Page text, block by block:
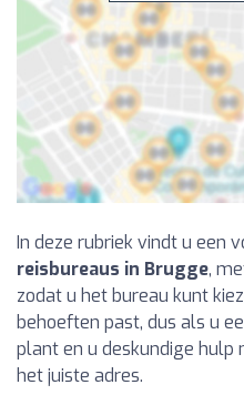
In deze rubriek vindt u een
reisbureaus in Brugge,
zodat u het bureau kunt
behoeften past, dus als u
plant en u deskundige hulp
het juiste adres.